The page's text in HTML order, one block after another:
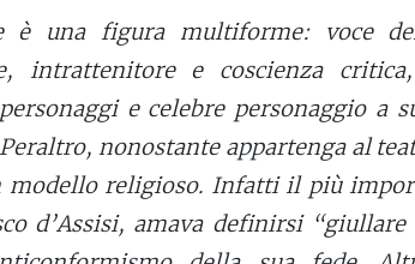
è una figura multiforme: voce
intrattenitore e coscienza
e celebre personaggio a
nonostante appartenga al
modello religioso. Infatti il più
d’Assisi, amava definirsi